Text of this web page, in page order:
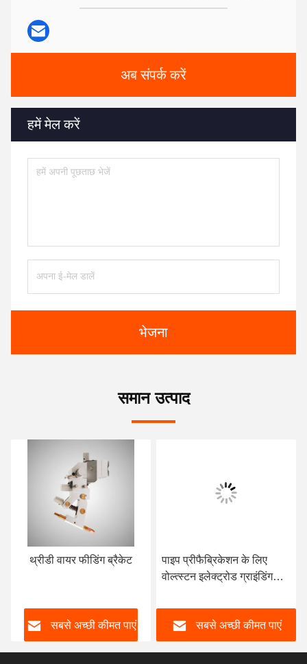
अब संपर्क करें
हमें मेल करें
भेजना
समान उत्पाद
थ्रीडी वायर फीडिंग ब्रैकेट
सबसे अच्छी कीमत पाएं
पाइप प्रीफैब्रिकेशन के लिए
वोल्त्स्टन इलेक्ट्रोड ग्राइंडिंग
सबसे अच्छी कीमत पाएं